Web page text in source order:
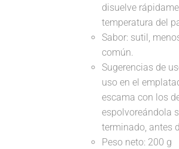
disuelve
temperatura del
Sabor: sutil,
común.
Sugerencias de
uso en el
escama con los
espolvoreándola
terminado, antes
Peso neto: 200 g